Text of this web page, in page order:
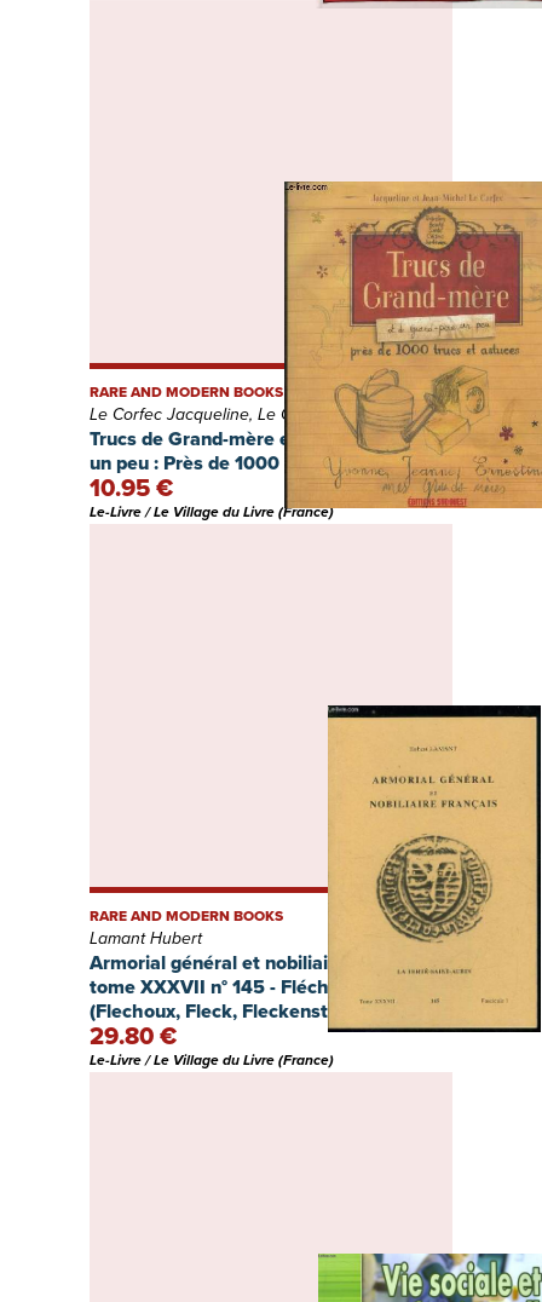
Trucs de Grand-mère et de Grand-père
un peu : Près de 1000 trucs et astuces
RARE AND MODERN BOOKS
Le Corfec Jacqueline, Le Corfec Jean-Michel
10.95 €
Le-Livre / Le Village du Livre (France)
Armorial général et nobiliaire français
tome XXXVII n° 145 - Fléchin à Fleuriot
(Flechoux, Fleck, Fleckenstein, Flée,
Fléger, Fleggue, Fleissière, Fleix, Flelle,
Flélu, Flémalle, Fleming, Fleneke,
RARE AND MODERN BOOKS
Lamant Hubert
29.80 €
Le-Livre / Le Village du Livre (France)